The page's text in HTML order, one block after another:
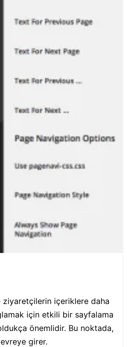
ziyaretçilerin içeriklere daha
için etkili bir sayfalama
önemlidir. Bu noktada,
girer.